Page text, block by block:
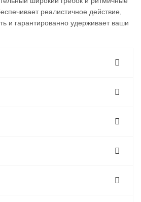
реалистичное действие,
и гарантированно удерживает ваши